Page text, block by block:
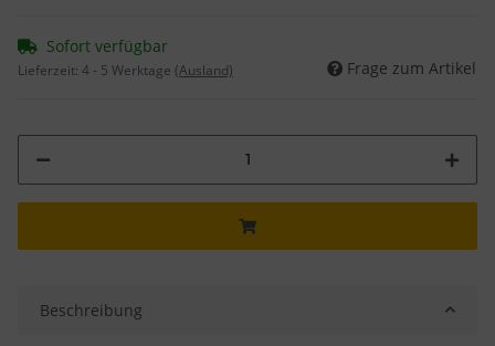
Sofort verfügbar
Lieferzeit: 4 - 5 Werktage (Ausland) Frage zum Artikel
Beschreibung